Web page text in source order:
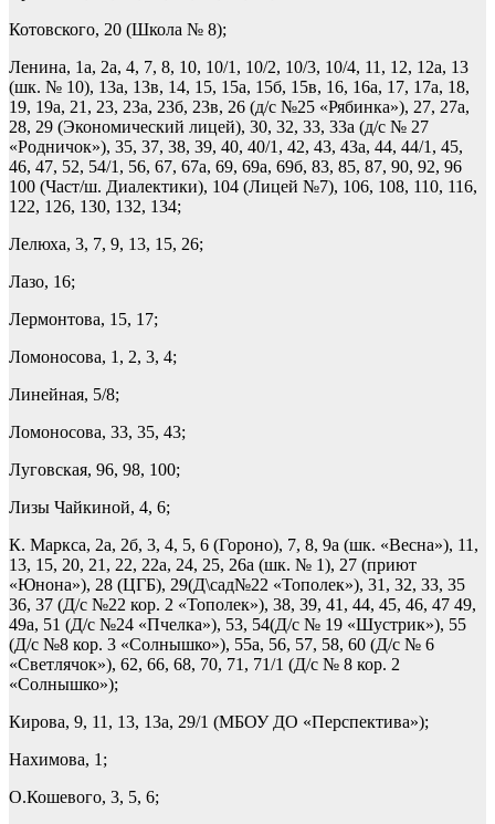
Котовского, 20 (Школа № 8);
Ленина, 1а, 2а, 4, 7, 8, 10, 10/1, 10/2, 10/3, 10/4, 11, 12, 12а, 13
(шк. № 10), 13а, 13в, 14, 15, 15а, 15б, 15в, 16, 16а, 17, 17а, 18,
19, 19а, 21, 23, 23а, 23б, 23в, 26 (д/с №25 «Рябинка»), 27, 27а,
28, 29 (Экономический лицей), 30, 32, 33, 33а (д/с № 27
«Родничок»), 35, 37, 38, 39, 40, 40/1, 42, 43, 43а, 44, 44/1, 45,
46, 47, 52, 54/1, 56, 67, 67а, 69, 69а, 69б, 83, 85, 87, 90, 92, 96
100 (Част/ш. Диалектики), 104 (Лицей №7), 106, 108, 110, 116,
122, 126, 130, 132, 134;
Лелюха, 3, 7, 9, 13, 15, 26;
Лазо, 16;
Лермонтова, 15, 17;
Ломоносова, 1, 2, 3, 4;
Линейная, 5/8;
Ломоносова, 33, 35, 43;
Луговская, 96, 98, 100;
Лизы Чайкиной, 4, 6;
К. Маркса, 2а, 2б, 3, 4, 5, 6 (Гороно), 7, 8, 9а (шк. «Весна»), 11,
13, 15, 20, 21, 22, 22а, 24, 25, 26а (шк. № 1), 27 (приют
«Юнона»), 28 (ЦГБ), 29(Д\сад№22 «Тополек»), 31, 32, 33, 35
36, 37 (Д/с №22 кор. 2 «Тополек»), 38, 39, 41, 44, 45, 46, 47 49,
49а, 51 (Д/с №24 «Пчелка»), 53, 54(Д/с № 19 «Шустрик»), 55
(Д/с №8 кор. 3 «Солнышко»), 55а, 56, 57, 58, 60 (Д/с № 6
«Светлячок»), 62, 66, 68, 70, 71, 71/1 (Д/с № 8 кор. 2
«Солнышко»);
Кирова, 9, 11, 13, 13а, 29/1 (МБОУ ДО «Перспектива»);
Нахимова, 1;
О.Кошевого, 3, 5, 6;